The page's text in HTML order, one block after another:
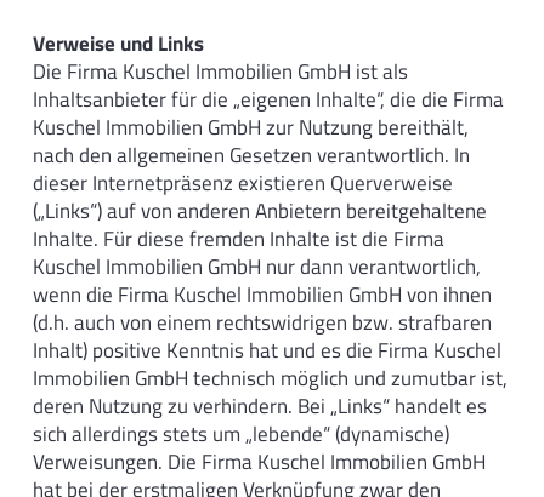
Verweise und Links
Die Firma Kuschel Immobilien GmbH ist als
Inhaltsanbieter für die „eigenen Inhalte“, die die Firma
Kuschel Immobilien GmbH zur Nutzung bereithält,
nach den allgemeinen Gesetzen verantwortlich. In
dieser Internetpräsenz existieren Querverweise
(„Links“) auf von anderen Anbietern bereitgehaltene
Inhalte. Für diese fremden Inhalte ist die Firma
Kuschel Immobilien GmbH nur dann verantwortlich,
wenn die Firma Kuschel Immobilien GmbH von ihnen
(d.h. auch von einem rechtswidrigen bzw. strafbaren
Inhalt) positive Kenntnis hat und es die Firma Kuschel
Immobilien GmbH technisch möglich und zumutbar ist,
deren Nutzung zu verhindern. Bei „Links“ handelt es
sich allerdings stets um „lebende“ (dynamische)
Verweisungen. Die Firma Kuschel Immobilien GmbH
hat bei der erstmaligen Verknüpfung zwar den